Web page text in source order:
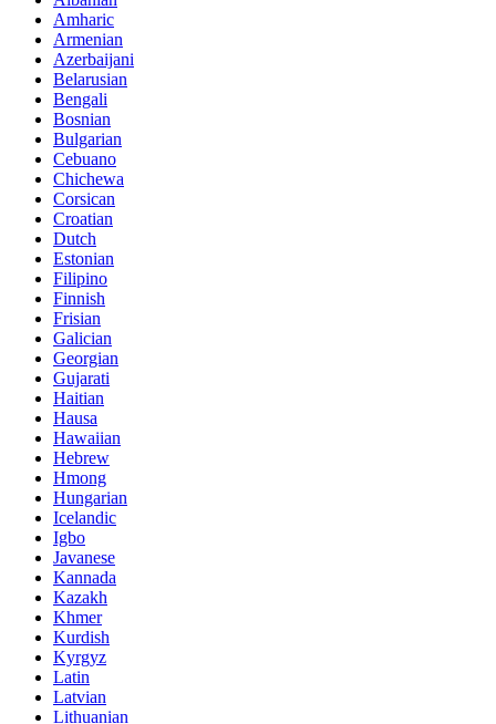
Amharic
Armenian
Azerbaijani
Belarusian
Bengali
Bosnian
Bulgarian
Cebuano
Chichewa
Corsican
Croatian
Dutch
Estonian
Filipino
Finnish
Frisian
Galician
Georgian
Gujarati
Haitian
Hausa
Hawaiian
Hebrew
Hmong
Hungarian
Icelandic
Igbo
Javanese
Kannada
Kazakh
Khmer
Kurdish
Kyrgyz
Latin
Latvian
Lithuanian